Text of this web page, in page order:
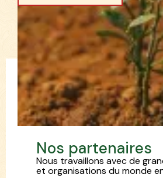
Nos partenaires
Nous travaillons avec de
et organisations du monde